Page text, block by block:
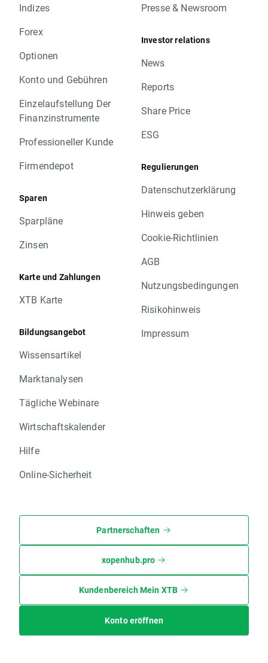
Indizes
Forex
Optionen
Konto und Gebühren
Einzelaufstellung Der
Finanzinstrumente
Professioneller Kunde
Firmendepot
Sparen
Sparpläne
Zinsen
Karte und Zahlungen
XTB Karte
Bildungsangebot
Wissensartikel
Marktanalysen
Tägliche Webinare
Wirtschaftskalender
Hilfe
Online-Sicherheit
Presse & Newsroom
Investor relations
News
Reports
Share Price
ESG
Regulierungen
Datenschutzerklärung
Hinweis geben
Cookie-Richtlinien
AGB
Nutzungsbedingungen
Risikohinweis
Impressum
Partnerschaften
xopenhub.pro
Kundenbereich Mein XTB
Konto eröffnen